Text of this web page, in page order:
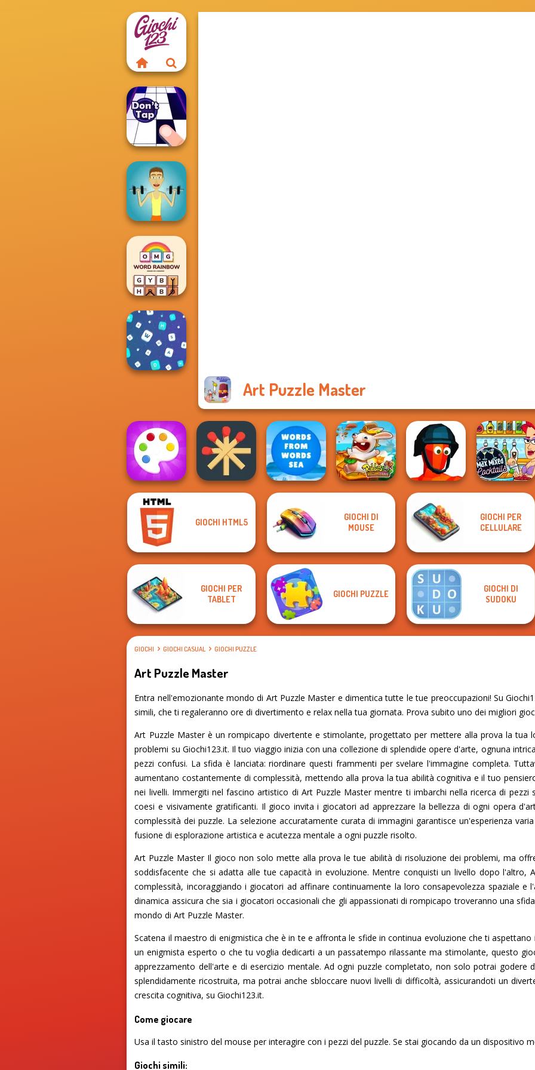
Art Puzzle Master
Don't Tap
Muscle Clicker
OMG Word
Rainbow
Words Match
Fun Colors
Matchstick
Words From
Words: Sea
Rabbids Volcano
Panic
Funny Shooter
Max Mixed
Cocktails
GIOCHI HTML5
GIOCHI DI
MOUSE
GIOCHI PER
CELLULARE
GIOCHI PER
TABLET
GIOCHI PUZZLE
GIOCHI DI
SUDOKU
GIOCHI GIOCHI CASUAL GIOCHI PUZZLE
Art Puzzle Master
Entra nell'emozionante mondo di Art Puzzle Master e dimentica tutte le tue preoccupazioni! Su
simili, che ti regaleranno ore di divertimento e relax nella tua giornata. Prova subito uno dei migliori
Art Puzzle Master è un rompicapo divertente e stimolante, progettato per mettere alla prova la tua
problemi su Giochi123.it. Il tuo viaggio inizia con una collezione di splendide opere d'arte, ognuna
pezzi confusi. La sfida è lanciata: riordinare questi frammenti per svelare l'immagine completa.
aumentano costantemente di complessità, mettendo alla prova la tua abilità cognitiva e il tuo
nei livelli. Immergiti nel fascino artistico di Art Puzzle Master mentre ti imbarchi nella ricerca di pezzi
coesi e visivamente gratificanti. Il gioco invita i giocatori ad apprezzare la bellezza di ogni opera
complessità dei puzzle. La selezione accuratamente curata di immagini garantisce un'esperienza
fusione di esplorazione artistica e acutezza mentale a ogni puzzle risolto.
Art Puzzle Master Il gioco non solo mette alla prova le tue abilità di risoluzione dei problemi, ma
soddisfacente che si adatta alle tue capacità in evoluzione. Mentre conquisti un livello dopo l'altro,
complessità, incoraggiando i giocatori ad affinare continuamente la loro consapevolezza spaziale e
dinamica assicura che sia i giocatori occasionali che gli appassionati di rompicapo troveranno una
mondo di Art Puzzle Master.
Scatena il maestro di enigmistica che è in te e affronta le sfide in continua evoluzione che ti aspettano
un enigmista esperto o che tu voglia dedicarti a un passatempo rilassante ma stimolante, questo
apprezzamento dell'arte e di esercizio mentale. Ad ogni puzzle completato, non solo potrai godere
splendidamente ricostruita, ma potrai anche sbloccare nuovi livelli di difficoltà, assicurandoti un
crescita cognitiva, su Giochi123.it.
Come giocare
Usa il tasto sinistro del mouse per interagire con i pezzi del puzzle. Se stai giocando da un dispositivo
Giochi simili: